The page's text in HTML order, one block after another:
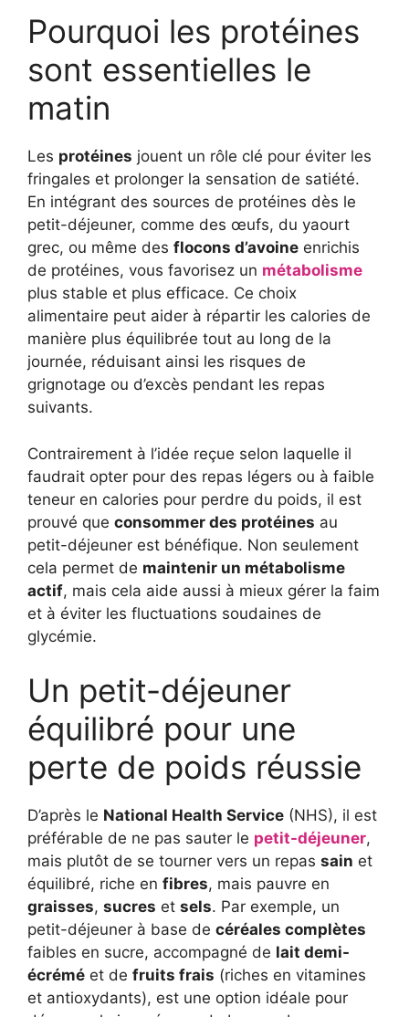
Pourquoi les protéines
sont essentielles le
matin
Les protéines jouent un rôle clé pour éviter les
fringales et prolonger la sensation de satiété.
En intégrant des sources de protéines dès le
petit-déjeuner, comme des œufs, du yaourt
grec, ou même des flocons d’avoine enrichis
de protéines, vous favorisez un métabolisme
plus stable et plus efficace. Ce choix
alimentaire peut aider à répartir les calories de
manière plus équilibrée tout au long de la
journée, réduisant ainsi les risques de
grignotage ou d’excès pendant les repas
suivants.
Contrairement à l’idée reçue selon laquelle il
faudrait opter pour des repas légers ou à faible
teneur en calories pour perdre du poids, il est
prouvé que consommer des protéines au
petit-déjeuner est bénéfique. Non seulement
cela permet de maintenir un métabolisme
actif, mais cela aide aussi à mieux gérer la faim
et à éviter les fluctuations soudaines de
glycémie.
Un petit-déjeuner
équilibré pour une
perte de poids réussie
D’après le National Health Service (NHS), il est
préférable de ne pas sauter le petit-déjeuner,
mais plutôt de se tourner vers un repas sain et
équilibré, riche en fibres, mais pauvre en
graisses, sucres et sels. Par exemple, un
petit-déjeuner à base de céréales complètes
faibles en sucre, accompagné de lait demi-
écrémé et de fruits frais (riches en vitamines
et antioxydants), est une option idéale pour